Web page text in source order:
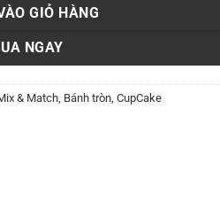
GIỎ HÀNG
NGAY
& Match Bánh tròn ,CupCake